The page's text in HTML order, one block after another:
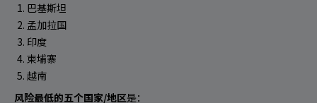
巴基斯坦
孟加拉国
印度
柬埔寨
越南
风险最低的五个国家/地区是：